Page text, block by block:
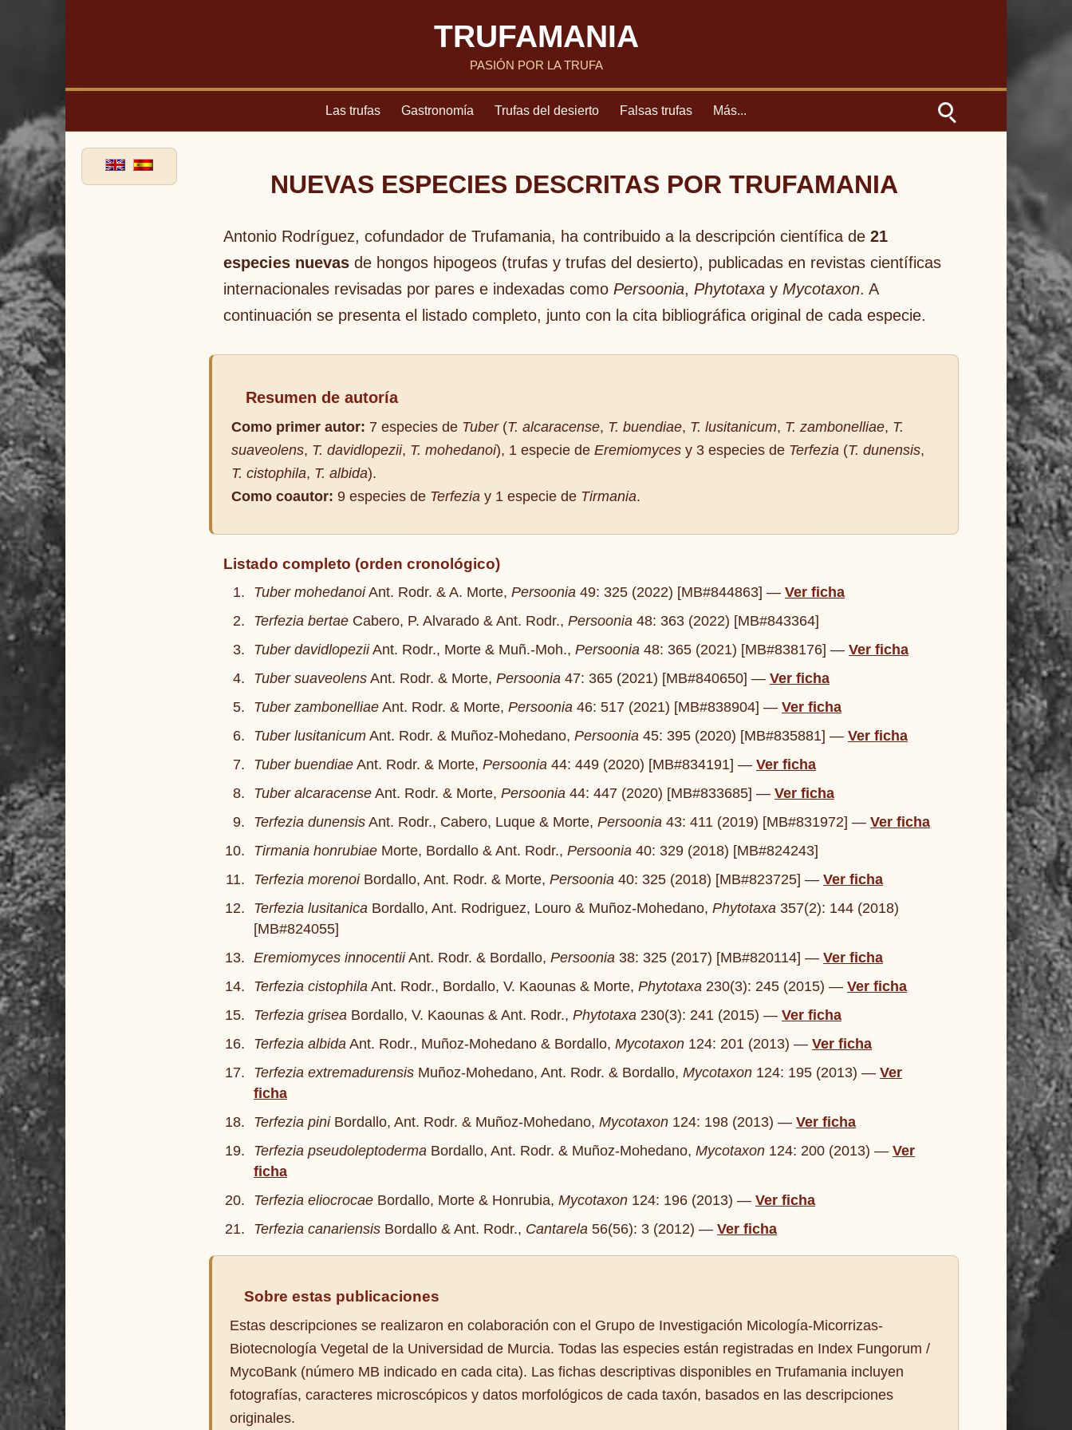
TRUFAMANIA
PASIÓN POR LA TRUFA
Las trufas Gastronomía Trufas del desierto Falsas trufas Más...
NUEVAS ESPECIES DESCRITAS POR TRUFAMANIA
Antonio Rodríguez, cofundador de Trufamania, ha contribuido a la descripción científica de 21
especies nuevas de hongos hipogeos (trufas y trufas del desierto), publicadas en revistas científicas
internacionales revisadas por pares e indexadas como Persoonia, Phytotaxa y Mycotaxon. A
continuación se presenta el listado completo, junto con la cita bibliográfica original de cada especie.
Resumen de autoría
Como primer autor: 7 especies de Tuber(T. alcaracense, T. buendiae, T. lusitanicum, T. zambonelliae, T.
suaveolens, T. davidlopezii, T. mohedanoi), 1 especie de Eremiomyces y 3 especies de Terfezia (T. dunensis,
T. cistophila, T. albida).
Como coautor: 9 especies de Terfezia y 1 especie de Tirmania.
Listado completo (orden cronológico)
Tuber mohedanoiAnt. Rodr. & A. Morte, Persoonia 49: 325 (2022) [MB#844863] — Ver ficha
Terfezia bertae Cabero, P. Alvarado & Ant. Rodr., Persoonia 48: 363 (2022) [MB#843364]
Tuber davidlopeziiAnt. Rodr., Morte & Muñ.-Moh., Persoonia 48: 365 (2021) [MB#838176] — Ver ficha
Tuber suaveolens Ant. Rodr. & Morte, Persoonia 47: 365 (2021) [MB#840650] — Ver ficha
Tuber zambonelliae Ant. Rodr. & Morte, Persoonia 46: 517 (2021) [MB#838904] — Ver ficha
Tuber lusitanicum Ant. Rodr. & Muñoz-Mohedano, Persoonia 45: 395 (2020) [MB#835881] — Ver ficha
Tuber buendiae Ant. Rodr. & Morte, Persoonia 44: 449 (2020) [MB#834191] — Ver ficha
Tuber alcaracense Ant. Rodr. & Morte, Persoonia 44: 447 (2020) [MB#833685] — Ver ficha
Terfezia dunensis Ant. Rodr., Cabero, Luque & Morte, Persoonia 43: 411 (2019) [MB#831972] — Ver ficha
Tirmania honrubiae Morte, Bordallo & Ant. Rodr., Persoonia 40: 329 (2018) [MB#824243]
Terfezia morenoiBordallo, Ant. Rodr. & Morte, Persoonia 40: 325 (2018) [MB#823725] — Ver ficha
Terfezia lusitanica Bordallo, Ant. Rodriguez, Louro & Muñoz-Mohedano, Phytotaxa 357(2): 144 (2018)
[MB#824055]
Eremiomyces innocentiiAnt. Rodr. & Bordallo, Persoonia 38: 325 (2017) [MB#820114] — Ver ficha
Terfezia cistophila Ant. Rodr., Bordallo, V. Kaounas & Morte, Phytotaxa 230(3): 245 (2015) — Ver ficha
Terfezia grisea Bordallo, V. Kaounas & Ant. Rodr., Phytotaxa 230(3): 241 (2015) — Ver ficha
Terfezia albida Ant. Rodr., Muñoz-Mohedano & Bordallo, Mycotaxon 124: 201 (2013) — Ver ficha
Terfezia extremadurensis Muñoz-Mohedano, Ant. Rodr. & Bordallo, Mycotaxon 124: 195 (2013) — Ver
ficha
Terfezia piniBordallo, Ant. Rodr. & Muñoz-Mohedano, Mycotaxon 124: 198 (2013) — Ver ficha
Terfezia pseudoleptoderma Bordallo, Ant. Rodr. & Muñoz-Mohedano, Mycotaxon 124: 200 (2013) — Ver
ficha
Terfezia eliocrocae Bordallo, Morte & Honrubia, Mycotaxon 124: 196 (2013) — Ver ficha
Terfezia canariensis Bordallo & Ant. Rodr., Cantarela 56(56): 3 (2012) — Ver ficha
Sobre estas publicaciones
Estas descripciones se realizaron en colaboración con el Grupo de Investigación Micología-Micorrizas-
Biotecnología Vegetal de la Universidad de Murcia. Todas las especies están registradas en Index Fungorum /
MycoBank (número MB indicado en cada cita). Las fichas descriptivas disponibles en Trufamania incluyen
fotografías, caracteres microscópicos y datos morfológicos de cada taxón, basados en las descripciones
originales.